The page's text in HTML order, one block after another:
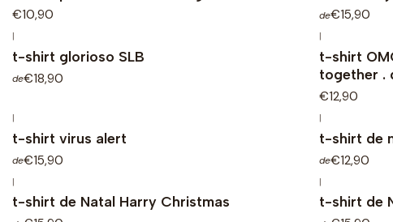
€10,90 de€15,90
|
t-shirt glorioso SLB
de€18,90
|
t-shirt
together .
€12,90
|
t-shirt virus alert
de€15,90
|
t-shirt de
de€12,90
|
t-shirt de Natal Harry Christmas
|
t-shirt de